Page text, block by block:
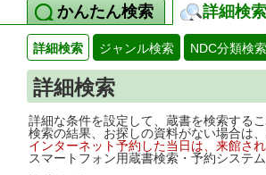
かんたん検索 詳細検索
詳細検索 ジャンル検索 NDC分類検索
詳細検索
詳細な条件を設定して、蔵書を検索するこ
検索の結果、お探しの資料がない場合は
インターネット予約した当日は、来館さ
スマートフォン用蔵書検索・予約システ